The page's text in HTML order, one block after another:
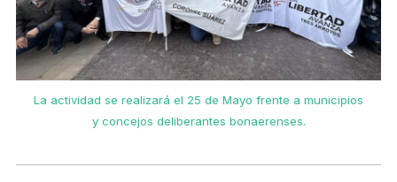
La actividad se realizará el 25 de Mayo frente a municipios
y concejos deliberantes bonaerenses.